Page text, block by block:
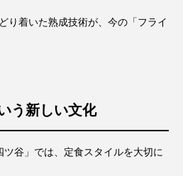
り着いた熟成技術が、今の「フライ
う新しい文化
ツ谷」では、定食スタイルを大切に